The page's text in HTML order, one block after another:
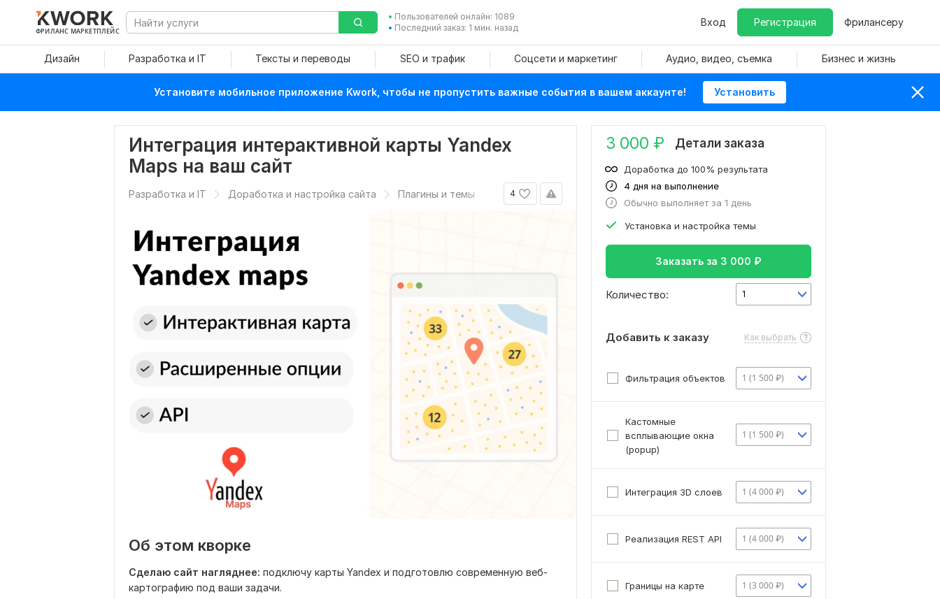
ФРИЛАНС МАРКЕТПЛЕЙС
Пользователей онлайн: 1089
Последний заказ: 1 мин. назад
Вход Регистрация Фрилансеру
Дизайн Разработка и IT Тексты и переводы SEO и трафик Соцсети и маркетинг Аудио, видео, съемка Бизнес и жизнь
Установите мобильное приложение Kwork, чтобы не пропустить важные события в вашем аккаунте! Установить
Интеграция интерактивной карты Yandex
Maps на ваш сайт
4
Разработка и IT Доработка и настройка сайта Плагины и темы
Об этом кворке
Сделаю сайт нагляднее: подключу карты Yandex и подготовлю современную веб-
картографию под ваши задачи.
3 000 ₽ Детали заказа
4 дня на выполнение
Доработка до 100% результата
Обычно выполняет за 1 день
Установка и настройка темы
Заказать за 3 000 ₽
Количество: 1
Добавить к заказу Как выбрать
Фильтрация объектов 1 (1 500 ₽)
Кастомные
всплывающие окна
(popup)
1 (1 500 ₽)
Интеграция 3D слоев 1 (4 000 ₽)
Реализация REST API 1 (4 000 ₽)
Границы на карте 1 (3 000 ₽)